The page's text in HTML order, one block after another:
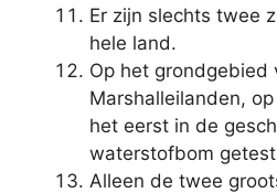
Er zijn slechts twee
hele land.
Op het grondgebied
Marshalleilanden,
het eerst in de
waterstofbom
Alleen de twee